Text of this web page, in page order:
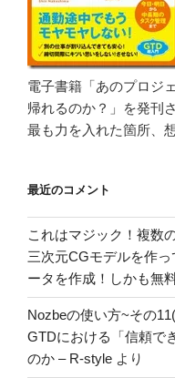
電子書籍「あのプロジ
帰れるのか？」を発刊
最も力を入れた箇所、
最近のコメント
これはマジック！複数
三次元CGモデルを作っ
ータを作成！しかも無
Nozbeの使い方~その
GTDにおける「信頼で
のか – R-style より